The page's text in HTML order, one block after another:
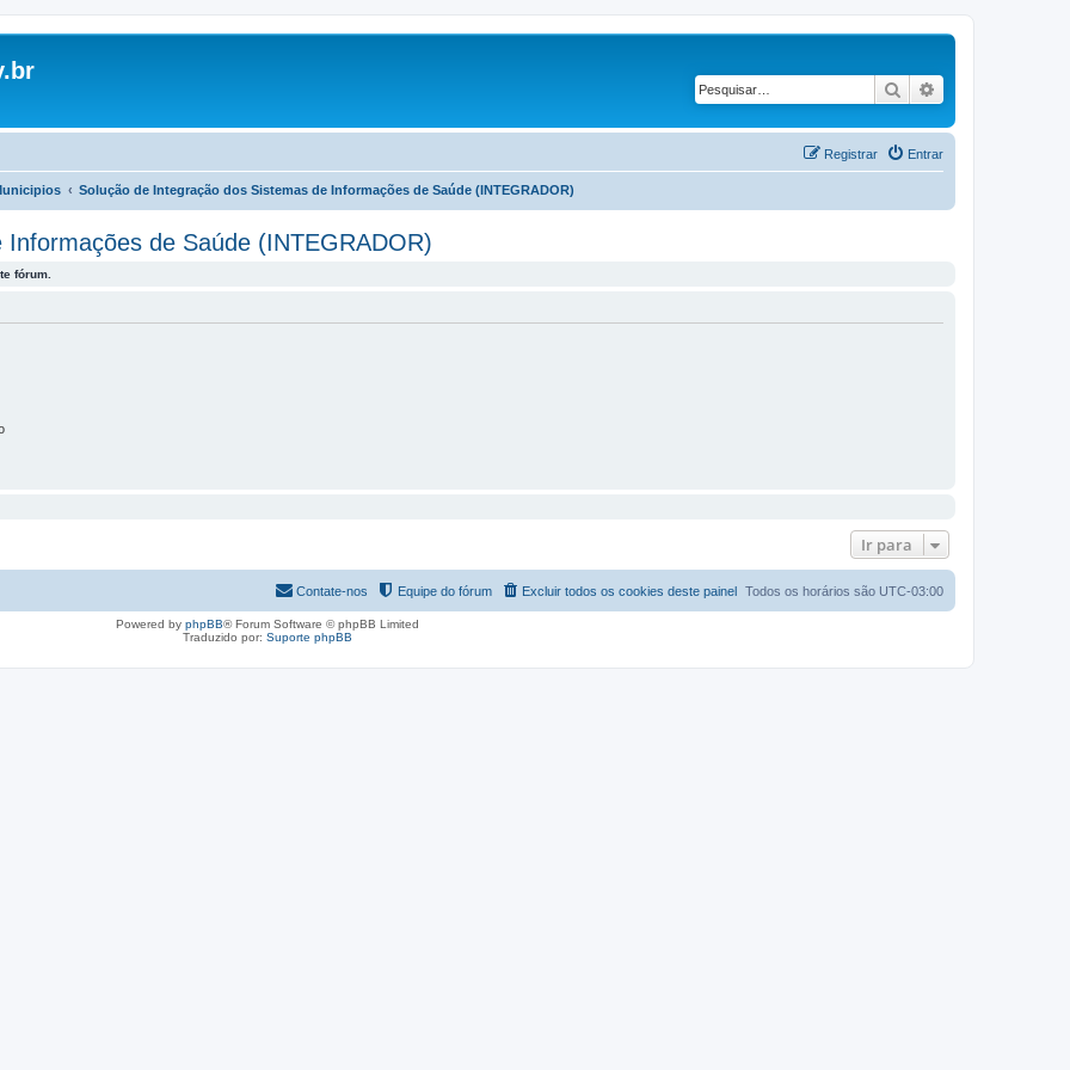
Pesquisar
Entrar
Registrar
Solução de Integração dos Sistemas de Informações de Saúde (INTEGRADOR)
de Saúde (INTEGRADOR)
fórum.
Ir para
Todos os horários são UTC-03:00
Excluir todos os cookies deste painel
Equipe do fórum
Contate-nos
Powered by phpBB® Forum Software © phpBB Limited
Traduzido por: Suporte phpBB